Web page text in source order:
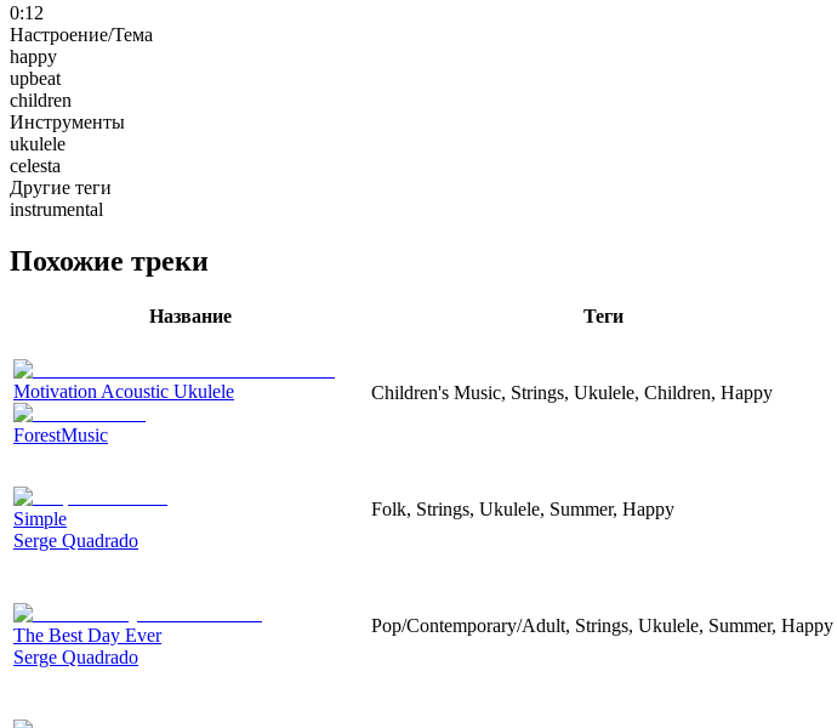
0:12
Настроение/Тема
happy
upbeat
children
Инструменты
ukulele
celesta
Другие теги
instrumental
Похожие треки
Название Теги
Motivation Acoustic Ukulele
ForestMusic
Children's Music, Strings, Ukulele, Children, Happy
Simple
Serge Quadrado
Folk, Strings, Ukulele, Summer, Happy
The Best Day Ever
Serge Quadrado
Pop/Contemporary/Adult, Strings, Ukulele, Summer, Happy